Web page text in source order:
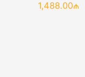
1,488.00₼